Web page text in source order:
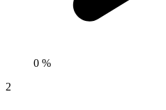
0 %
2